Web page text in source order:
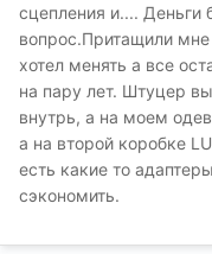
сцепления и.... Деньги
вопрос.Притащили
хотел менять а все
на пару лет. Штуцер
внутрь, а на моем
а на второй коробке
есть какие то
сэкономить.